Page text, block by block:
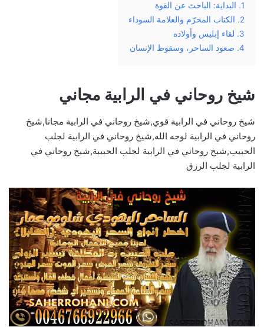
1. البداية: الباحث عن القوة
2. الكتاب المحرّم والعلامة السوداء
3. لقاء إبليس وأولاده
4. صعود الساحر، وسقوط الإنسان
شيخ روحاني في الرابية مجاني
شيخ روحاني في الرابية قوي,شيخ روحاني في الرابية مجانا,شيخ
روحاني في الرابية لوجه الله,شيخ روحاني في الرابية لجلب
الحبيب,شيخ روحاني في الرابية لجلب الحبيبة,شيخ روحاني في
الرابية لجلب الرزق